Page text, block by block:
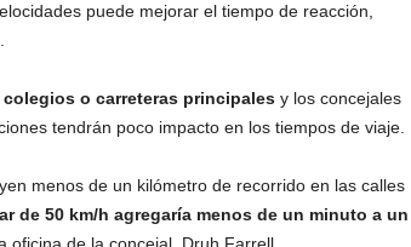
puede mejorar el tiempo de reacción,
o carreteras principalesy los concejales
tendrán poco impacto en los tiempos de viaje.
menos de un kilómetro de recorrido en las calles
de 50 km/h agregaría menos de un minuto a un